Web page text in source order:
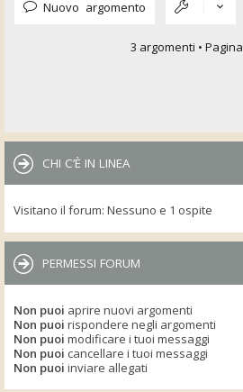
Nuovo argomento
3 argomenti • Pagina
CHI C’È IN LINEA
Visitano il forum: Nessuno e 1 ospite
PERMESSI FORUM
Non puoi aprire nuovi argomenti
Non puoi rispondere negli argomenti
Non puoi modificare i tuoi messaggi
Non puoi cancellare i tuoi messaggi
Non puoi inviare allegati